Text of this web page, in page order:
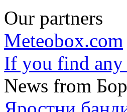
Our partners
Meteobox.com
If you find any
News from